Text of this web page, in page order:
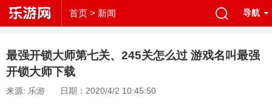
首页 > 新闻 导航
最强开锁大师第七关、245关怎么过 游戏名叫最强
开锁大师下载
来源: 乐游 日期：2020/4/2 10:45:50